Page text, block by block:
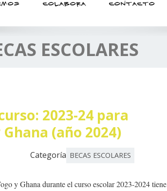
COLABORA CONTACTO
ESCOLARES
2023-24 para
(año 2024)
Categoría BECAS ESCOLARES
y Ghana durante el curso escolar 2023-2024 tiene